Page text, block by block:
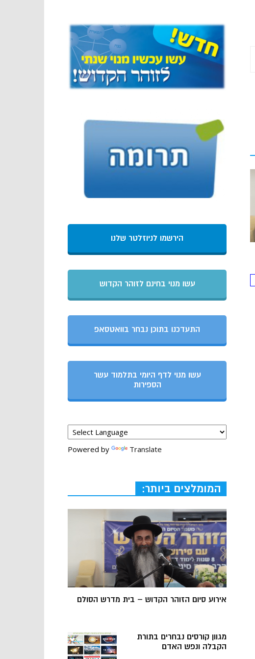
הירשמו לניוזלטר שלנו
עשו מנוי בחינם לזוהר הקדוש
התעדכנו בתוכן נבחר בוואטסאפ
עשו מנוי לדף היומי בתלמוד עשר
הספירות
Powered by Translate
המומלצים ביותר:
אירוע סיום הזוהר הקדוש – בית מדרש הסולם
מגוון קורסים נבחרים בתורת
הקבלה ונפש האדם